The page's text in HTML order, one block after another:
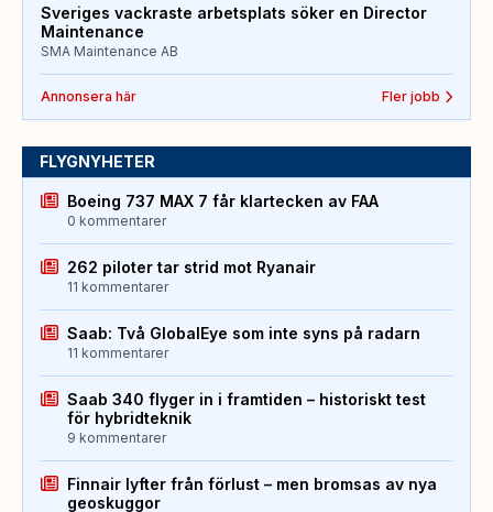
Sveriges vackraste arbetsplats söker en Director
Maintenance
SMA Maintenance AB
Annonsera här Fler jobb
FLYGNYHETER
Boeing 737 MAX 7 får klartecken av FAA
0 kommentarer
262 piloter tar strid mot Ryanair
11 kommentarer
Saab: Två GlobalEye som inte syns på radarn
11 kommentarer
Saab 340 flyger in i framtiden – historiskt test
för hybridteknik
9 kommentarer
Finnair lyfter från förlust – men bromsas av nya
geoskuggor